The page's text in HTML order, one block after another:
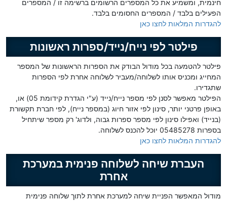
חינמית, ומשמיע את כל המספרים הרשומים ברשימה זו / המספרים
הפעילים בלבד / המספרים החסומים בלבד.
להגדרות המלאות לחצו כאן
פילטר לפי נייח/נייד/ספרות ראשונות
פילטר להטמעה בכל מודול הבודק את הספרות הראשונות של המספר
המחייג ומכניס אותו לשלוחה/מעביר לשלוחה אחרת לפי הספרות
שתגדירו.
הפילטר מאפשר לסנן לפי מספר נייח/נייד (ע"י הגדרת קידומת 05) או,
באופן פרטני יותר, סינון לפי אזור חיוג (במספר נייח), לפי חברת תקשורת
(בנייד) ואפילו סינון לפי מספר ספרות גבוה, ולדוג' רק מספר שיתחיל
בספרות 05485278 יוכל להכנס לשלוחה.
להגדרות המלאות לחצו כאן
העברת שיחה לשלוחה פנימית במערכת
אחרת
מודול המאפשר הפניית שיחה למערכת אחרת לתוך שלוחה פנימית